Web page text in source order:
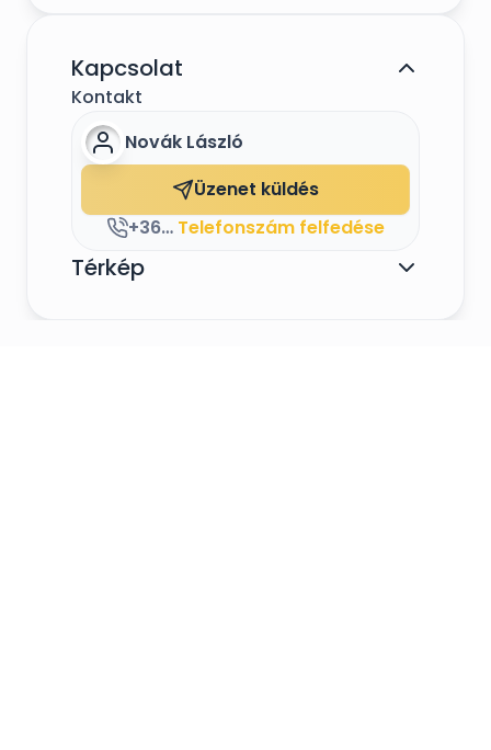
Ceremóniaimesteri feladatok ellátása!
Mindenről bővebben a honlapomon
olvashattok. https://djnovi.hu/
Keressetek bizalommal, egy ajánlatkéréssel,
személyes találkozóval, semmit nem
Kapcsolat
Kontakt
Novák László
Üzenet küldés
+3630/2539514 Telefonszám felfedése
Térkép